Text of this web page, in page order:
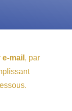
e-mail , par